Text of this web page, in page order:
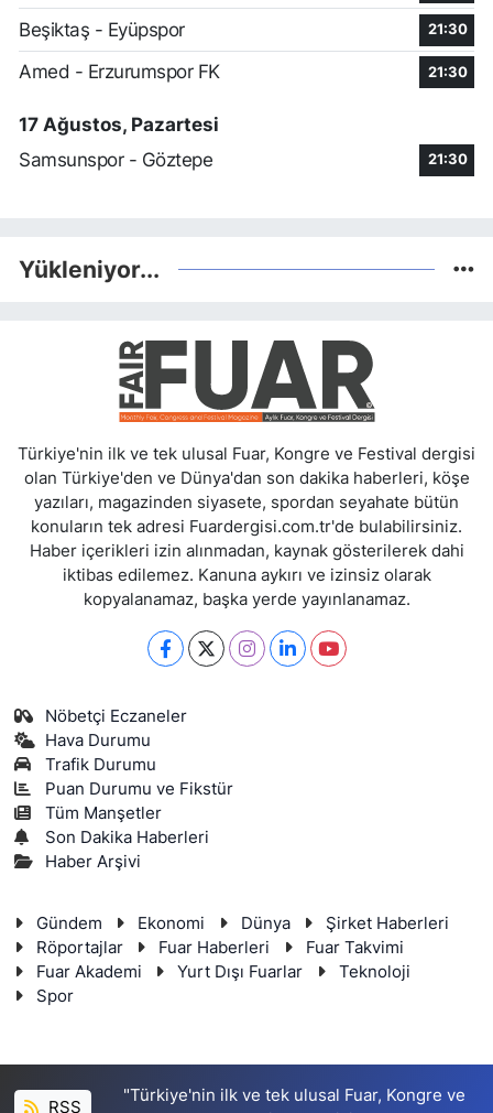
Beşiktaş - Eyüpspor 21:30
Amed - Erzurumspor FK 21:30
17 Ağustos, Pazartesi
Samsunspor - Göztepe
21:30
Yükleniyor...
Türkiye'nin ilk ve tek ulusal Fuar, Kongre ve Festival dergisi
olan Türkiye'den ve Dünya'dan son dakika haberleri, köşe
yazıları, magazinden siyasete, spordan seyahate bütün
konuların tek adresi Fuardergisi.com.tr'de bulabilirsiniz.
Haber içerikleri izin alınmadan, kaynak gösterilerek dahi
iktibas edilemez. Kanuna aykırı ve izinsiz olarak
kopyalanamaz, başka yerde yayınlanamaz.
Nöbetçi Eczaneler
Hava Durumu
Trafik Durumu
Puan Durumu ve Fikstür
Tüm Manşetler
Son Dakika Haberleri
Haber Arşivi
Gündem Ekonomi Dünya
Şirket Haberleri
Röportajlar
Fuar Haberleri
Fuar Takvimi
Fuar Akademi
Yurt Dışı Fuarlar
Teknoloji
Spor
RSS
"Türkiye'nin ilk ve tek ulusal Fuar, Kongre ve